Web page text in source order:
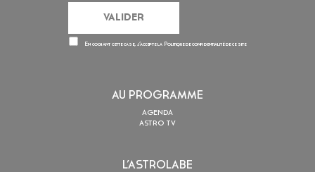
En cochant cette case, j’accepte la Politique de confidentialitéde ce site
AU PROGRAMME
AGENDA
ASTRO TV
L’ASTROLABE